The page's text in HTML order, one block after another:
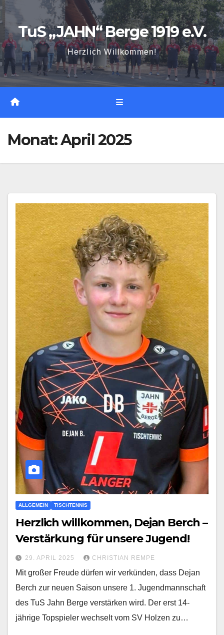
Zum
Inhalt
springenTuS „JAHN“ Berge 1919 e.V.
Herzlich Willkommen!
Monat:April 2025
ALLGEMEIN TISCHTENNIS
Herzlich willkommen, Dejan Berch –
Verstärkung für unsere Jugend!
29. APRIL 2025 CHRISTIAN REMPE
Mit großer Freude dürfen wir verkünden, dass Dejan
Berch zur neuen Saison unsere 1. Jugendmannschaft
des TuS Jahn Berge verstärken wird. Der erst 14-
jährige Topspieler wechselt vom SV Holzen zu…